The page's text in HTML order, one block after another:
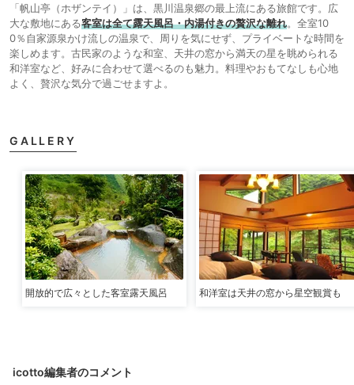
「帆山亭（ホザンテイ）」は、黒川温泉郷の最上流にある旅館です。広
大な敷地にある客室は全て露天風呂・内湯付きの贅沢な離れ。全室10
0％自家源泉かけ流しの温泉で、周りを気にせず、プライベートな時間を
楽しめます。古民家のような和室、天井の窓から満天の星を眺められる
和洋室など、好みに合わせて選べるのも魅力。料理やおもてなしも心地
よく、贅沢な気分で過ごせますよ。
GALLERY
開放的で広々とした客室露天風呂 和洋室は天井の窓から星空観賞も
icotto編集者のコメント